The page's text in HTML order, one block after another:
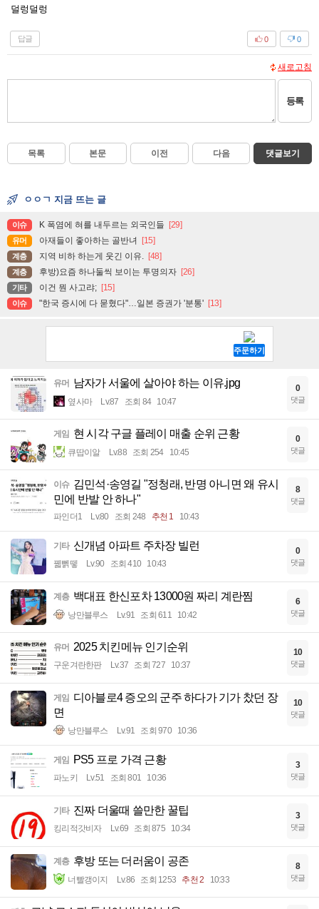
덜렁덜렁
답글 0
0
새로고침
등록
목록 본문 이전 다음 댓글보기
ㅇㅇㄱ 지금 뜨는 글
이슈 K 폭염에 혀를 내두르는 외국인들 [29]
유머 아재들이 좋아하는 골반녀 [15]
계층 지역 비하 하는게 웃긴 이유. [48]
계층 후방)요즘 하나둘씩 보이는 투명의자 [26]
기타 이건 뭔 사고랴; [15]
이슈 "한국 증시에 다 묻혔다"…일본 증권가 '분통' [13]
유머 남자가 서울에 살아야 하는 이유.jpg
옆사마 Lv.87 조회 84 10:47
0
댓글
게임 현 시각 구글 플레이 매출 순위 근황
큐땁이알 Lv.88 조회 254 10:45
0
댓글
이슈 김민석·송영길 "정청래, 반명 아니면 왜 유시
민에 반발 안 하나"
파인더1 Lv.80 조회 248 추천 1 10:43
8
댓글
기타 신개념 아파트 주차장 빌런
꿻뻵뗗 Lv.90 조회 410 10:43
0
댓글
계층 백대표 한신포차 13000원 짜리 계란찜
낭만블루스 Lv.91 조회 611 10:42
6
댓글
유머 2025 치킨메뉴 인기순위
구운겨란한판 Lv.37 조회 727 10:37
10
댓글
게임
디아블로4 증오의 군주 하다가 기가 찼던 장
면
낭만블루스 Lv.91 조회 970 10:36
10
댓글
게임 PS5 프로 가격 근황
파노키 Lv.51 조회 801 10:36
3
댓글
기타 진짜 더울때 쓸만한 꿀팁
킹리적갓비자 Lv.69 조회 875 10:34
3
댓글
계층 후방 또는 더러움이 공존
너빨갱이지 Lv.86 조회 1253 추천 2 10:33
8
댓글